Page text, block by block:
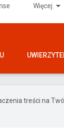
Więcej
treści na